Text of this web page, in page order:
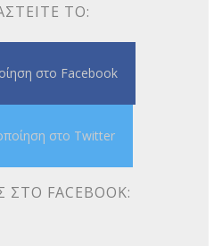
ΤΟ:
στο Facebook
στο Twitter
FACEBOOK: